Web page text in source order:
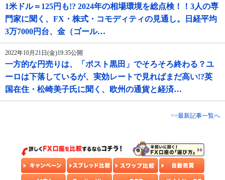
1米ドル＝125円も!? 2024年の相場環境を総点検！！3人の専
門家に聞く、FX・株式・コモディティの見通し。日経平均
3万7000円台、金（ゴール…
2022年10月21日(金)19:35公開
一方的な円売りは、「ポスト黒田」でそろそろ終わる？ユ
ーロは下落しているが、実効レートで見ればまだ高い!?英
国在住・松崎美子氏に聞く、欧州の通貨と経済…
>>最新記事一覧へ